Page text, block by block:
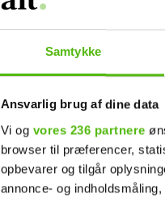
Samtykke
Ansvarlig brug af dine data
Vi og vores 236 partnere
browser til præferencer,
opbevarer og tilgår
annonce- og
I sit